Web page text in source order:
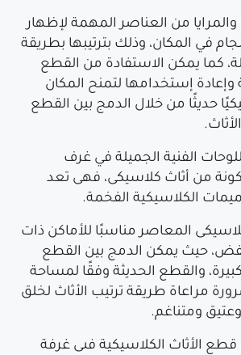
والمرايا من العناصر المهمة لإظهار
في المكان، وذلك بترتيبها بطريقة
كما يمكن الاستفادة من القطع
وإعادة إستخدامها لتمنح المكان
حديثًا من خلال الدمج بين القطع
الفنية الجميلة في غرف
من أثاث كلاسيكى، فهى تعد
الكلاسيكية الفخمة.
المعاصر مناسبًا للأماكن ذات
حيث يمكن الدمج بين القطع
والقطع الحديثة وفقًا لمساحة
مراعاة طريقة ترتيب الأثاث لخلق
ومتناغم.
الأثاث الكلاسيكية فىى غرفة